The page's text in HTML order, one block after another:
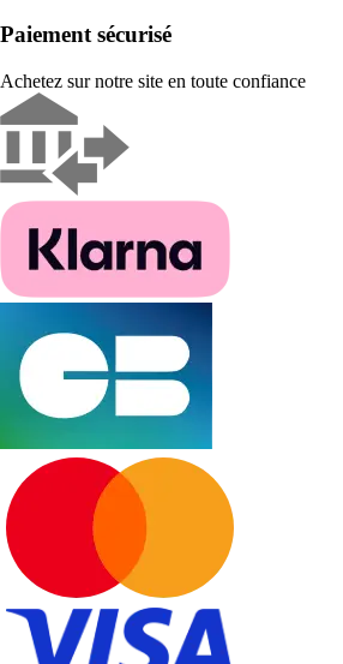
Paiement sécurisé
Achetez sur notre site en toute confiance